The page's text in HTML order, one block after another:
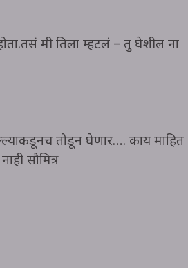
मी तिला म्हटलं – तु घेशील ना
तोडून घेणार…. काय माहित
सौमित्र